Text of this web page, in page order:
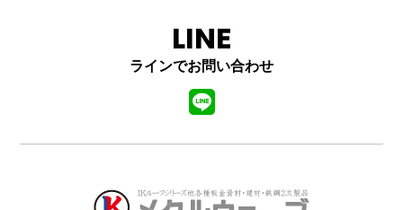
LINE
ラインでお問い合わせ